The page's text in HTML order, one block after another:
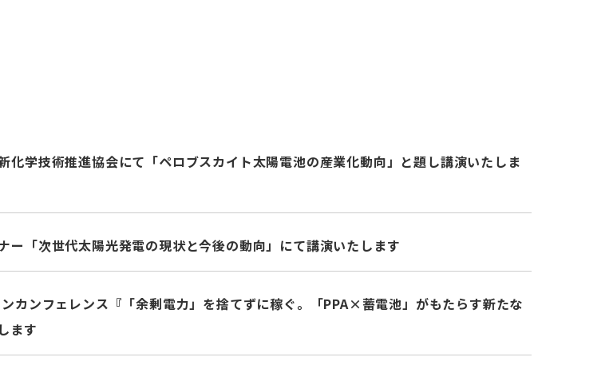
化学技術推進協会にて「ペロブスカイト太陽電池の産業化動向」と題し講演いたしま
ー「次世代太陽光発電の現状と今後の動向」にて講演いたします
カンフェレンス『「余剰電力」を捨てずに稼ぐ。「PPA×蓄電池」がもたらす新たな
ます